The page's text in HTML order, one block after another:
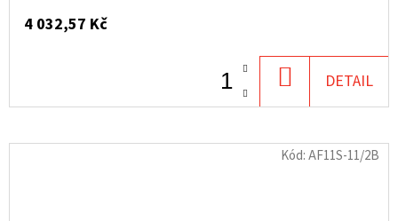
4 032,57 Kč
KOŠÍKU
DETAIL
Kód:AF11S-11/2B